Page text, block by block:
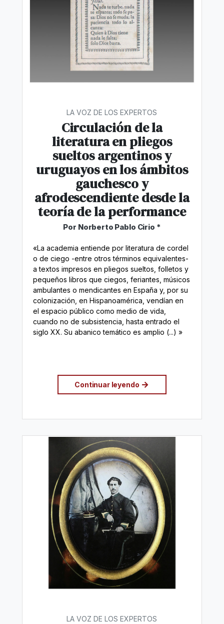
LA VOZ DE LOS EXPERTOS
Circulación de la
literatura en pliegos
sueltos argentinos y
uruguayos en los ámbitos
gauchesco y
afrodescendiente desde la
teoría de la performance
Por Norberto Pablo Cirio *
«La academia entiende por literatura de cordel
o de ciego -entre otros términos equivalentes-
a textos impresos en pliegos sueltos, folletos y
pequeños libros que ciegos, feriantes, músicos
ambulantes o mendicantes en España y, por su
colonización, en Hispanoamérica, vendían en
el espacio público como medio de vida,
cuando no de subsistencia, hasta entrado el
siglo XX. Su abanico temático es amplio (...)»
Continuar leyendo
LA VOZ DE LOS EXPERTOS